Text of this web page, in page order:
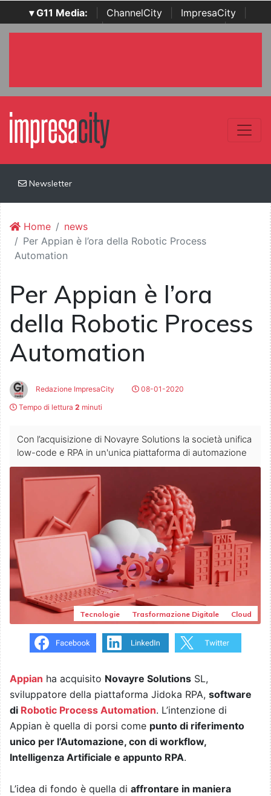
▾ G11 Media: ChannelCity ImpresaCity
SecurityOpenLab | Italian Channel Awards | Italian
Newsletter
Home
news
Per Appian è l’ora della Robotic Process
Automation
Per Appian è l’ora
della Robotic Process
Automation
Redazione ImpresaCity
08-01-2020
Tempo di lettura 2 minuti
Con l’acquisizione di Novayre Solutions la società unifica
low-code e RPA in un'unica piattaforma di automazione
Tecnologie Trasformazione Digitale Cloud
Appian ha acquisito Novayre Solutions SL,
sviluppatore della piattaforma Jidoka RPA, software
di Robotic Process Automation. L’intenzione di
Appian è quella di porsi come punto di riferimento
unico per l’Automazione, con di workflow,
Intelligenza Artificiale e appunto RPA.
L’idea di fondo è quella di affrontare in maniera